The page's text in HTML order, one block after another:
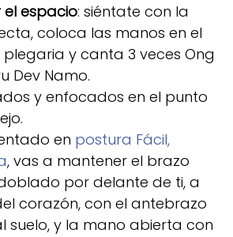
espacio: siéntate con la
coloca las manos en el
y canta 3 veces Ong
Dev Namo.
y enfocados en el punto
en postura Fácil,
, vas a mantener el brazo
por delante de ti, a
corazón, con el antebrazo
suelo, y la mano abierta con